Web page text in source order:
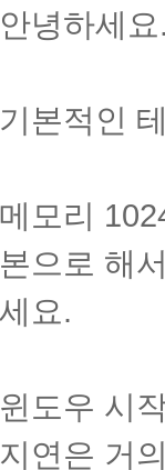
안녕하세
기본적인
메모리
본으로 해
세요.
윈도우 시
지연은 거